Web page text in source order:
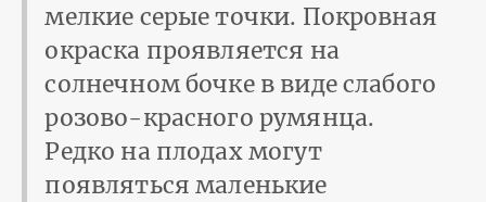
мелкие серые точки. Покровная
окраска проявляется на
солнечном бочке в виде слабого
розово-красного румянца.
Редко на плодах могут
появляться маленькие